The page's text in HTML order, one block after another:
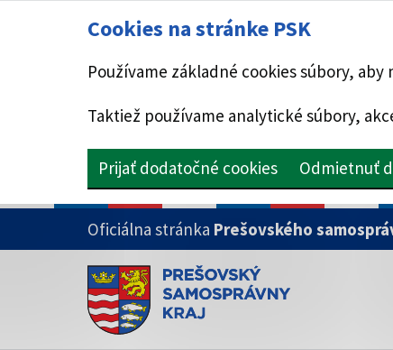
Cookies na stránke PSK
Používame základné cookies súbory,
Taktiež používame analytické súbory,
Prijať dodatočné cookies Odmietnuť
PRESKOČIŤ NA HLAVNÝ OBSAH
Oficiálna stránka Prešovského
Doména psk.sk je oficiálna
Toto je oficiálna webová stránka